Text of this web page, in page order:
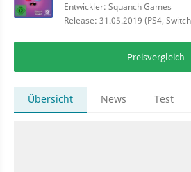
Entwickler: Squanch Games
Release: 31.05.2019 (PS4,
Preisvergleich
Übersicht News Test